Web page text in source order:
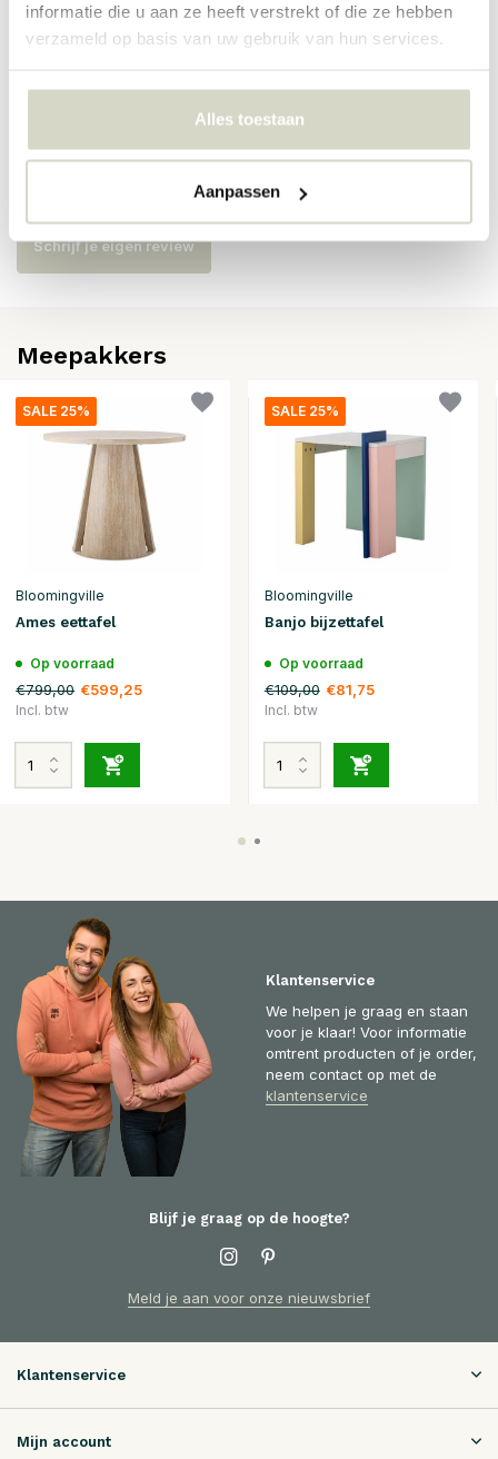
informatie die u aan ze heeft verstrekt of die ze hebben
verzameld op basis van uw gebruik van hun services.
Alles toestaan
Aanpassen
EAN 5711173354290
Er zijn nog geen reviews geschreven over dit product..
Schrijf je eigen review
Meepakkers
SALE 25%
Bloomingville
Ames eettafel
Op voorraad
€799,00 €599,25
Incl. btw
SALE 25%
Bloomingville
Banjo bijzettafel
Op voorraad
€109,00 €81,75
Incl. btw
Klantenservice
We helpen je graag en staan
voor je klaar! Voor informatie
omtrent producten of je order,
neem contact op met de
klantenservice
Blijf je graag op de hoogte?
Meld je aan voor onze nieuwsbrief
Klantenservice
Mijn account